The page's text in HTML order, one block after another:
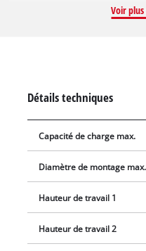
pour une capacité de
lors du travail avec la scie.
galvanisés sont fabriqués
un travail confortable et
différentes: à 680 mm, 640
et donc rangé dans un
garage ou le sous-sol en
à nouveau nécessaire.
Voir
Détails techniques
Capacité de charge max.
Diamètre de montage max.
Hauteur de travail 1
Hauteur de travail 2